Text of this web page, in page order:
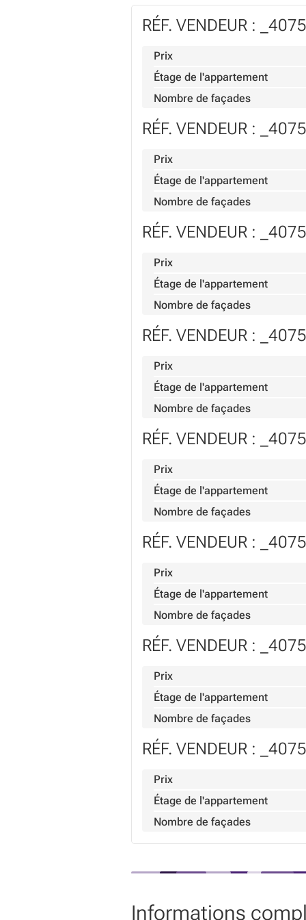
RÉF. VENDEUR :
Prix
Étage de l'appartement
Nombre de façades
RÉF. VENDEUR :
Prix
Étage de l'appartement
Nombre de façades
RÉF. VENDEUR :
Prix
Étage de l'appartement
Nombre de façades
RÉF. VENDEUR :
Prix
Étage de l'appartement
Nombre de façades
RÉF. VENDEUR :
Prix
Étage de l'appartement
Nombre de façades
RÉF. VENDEUR :
Prix
Étage de l'appartement
Nombre de façades
RÉF. VENDEUR :
Prix
Étage de l'appartement
Nombre de façades
RÉF. VENDEUR :
Prix
Étage de l'appartement
Nombre de façades
Informations